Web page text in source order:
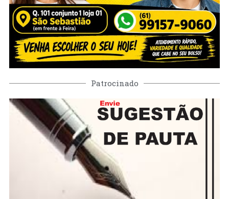
Patrocinado